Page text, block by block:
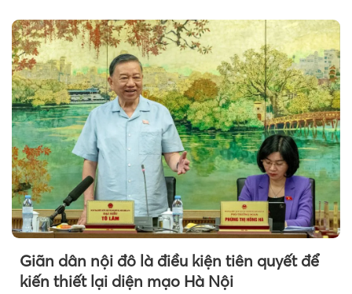
Giãn dân nội đô là điều kiện tiên quyết để
kiến thiết lại diện mạo Hà Nội